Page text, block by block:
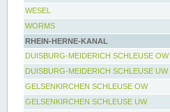
WESEL
WORMS
RHEIN-HERNE-KANAL
DUISBURG-MEIDERICH SCHLEUSE OW
DUISBURG-MEIDERICH SCHLEUSE UW
GELSENKIRCHEN SCHLEUSE OW
GELSENKIRCHEN SCHLEUSE UW